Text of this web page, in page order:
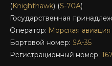
(Knighthawk) (S-70A)
Государственная
Оператор: Морская
Бортовой номер: SA-35
Регистрационный номер: